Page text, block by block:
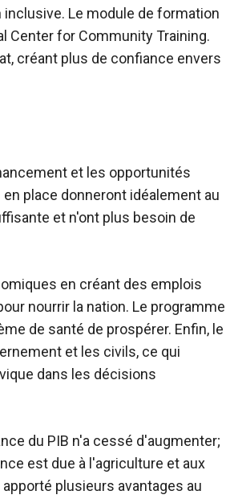
Le module de formation
Center for Community Training.
créant plus de confiance envers
et les opportunités
place donneront idéalement au
et n'ont plus besoin de
en créant des emplois
nourrir la nation. Le programme
de santé de prospérer. Enfin, le
et les civils, ce qui
dans les décisions
du PIB n'a cessé d'augmenter;
est due à l'agriculture et aux
plusieurs avantages au